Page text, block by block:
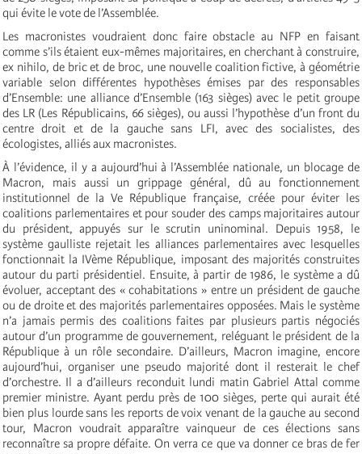
qui évite le vote de l’Assemblée.
Les macronistes voudraient donc faire obstacle au NFP en faisant
comme s’ils étaient eux-mêmes majoritaires, en cherchant à construire,
ex nihilo, de bric et de broc, une nouvelle coalition fictive, à géométrie
variable selon différentes hypothèses émises par des responsables
d’Ensemble: une alliance d’Ensemble (163 sièges) avec le petit groupe
des LR (Les Républicains, 66 sièges), ou aussi l’hypothèse d’un front du
centre droit et de la gauche sans LFI, avec des socialistes, des
écologistes, alliés aux macronistes.
À l’évidence, il y a aujourd’hui à l’Assemblée nationale, un blocage de
Macron, mais aussi un grippage général, dû au fonctionnement
institutionnel de la Ve République française, créée pour éviter les
coalitions parlementaires et pour souder des camps majoritaires autour
du président, appuyés sur le scrutin uninominal. Depuis 1958, le
système gaulliste rejetait les alliances parlementaires avec lesquelles
fonctionnait la IVème République, imposant des majorités construites
autour du parti présidentiel. Ensuite, à partir de 1986, le système a dû
évoluer, acceptant des « cohabitations » entre un président de gauche
ou de droite et des majorités parlementaires opposées. Mais le système
n’a jamais permis des coalitions faites par plusieurs partis négociés
autour d’un programme de gouvernement, reléguant le président de la
République à un rôle secondaire. D’ailleurs, Macron imagine, encore
aujourd’hui, organiser une pseudo majorité dont il resterait le chef
d’orchestre. Il a d’ailleurs reconduit lundi matin Gabriel Attal comme
premier ministre. Ayant perdu près de 100 sièges, perte qui aurait été
bien plus lourde sans les reports de voix venant de la gauche au second
tour, Macron voudrait apparaître vainqueur de ces élections sans
reconnaître sa propre défaite. On verra ce que va donner ce bras de fer